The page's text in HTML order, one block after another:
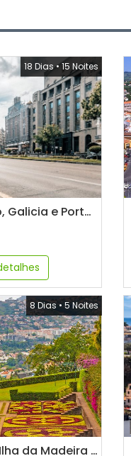
18 Dias•15 Noites
Madri, Cantábrico, Galicia e Portugal
8 Dias • 5 Noites
As Maravilhas da Ilha da Madeira em Privado